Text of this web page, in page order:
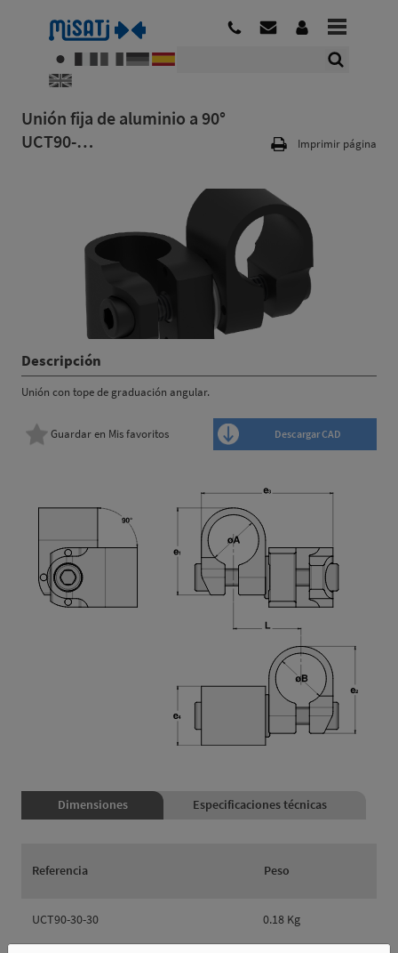
Unión fija de aluminio a 90°
UCT90-…
Imprimir página
Descripción
Unión con tope de graduación angular.
Descargar CAD
Guardar en Mis favoritos
Dimensiones Especificaciones técnicas
Referencia Peso
UCT90-30-30 0.18 Kg